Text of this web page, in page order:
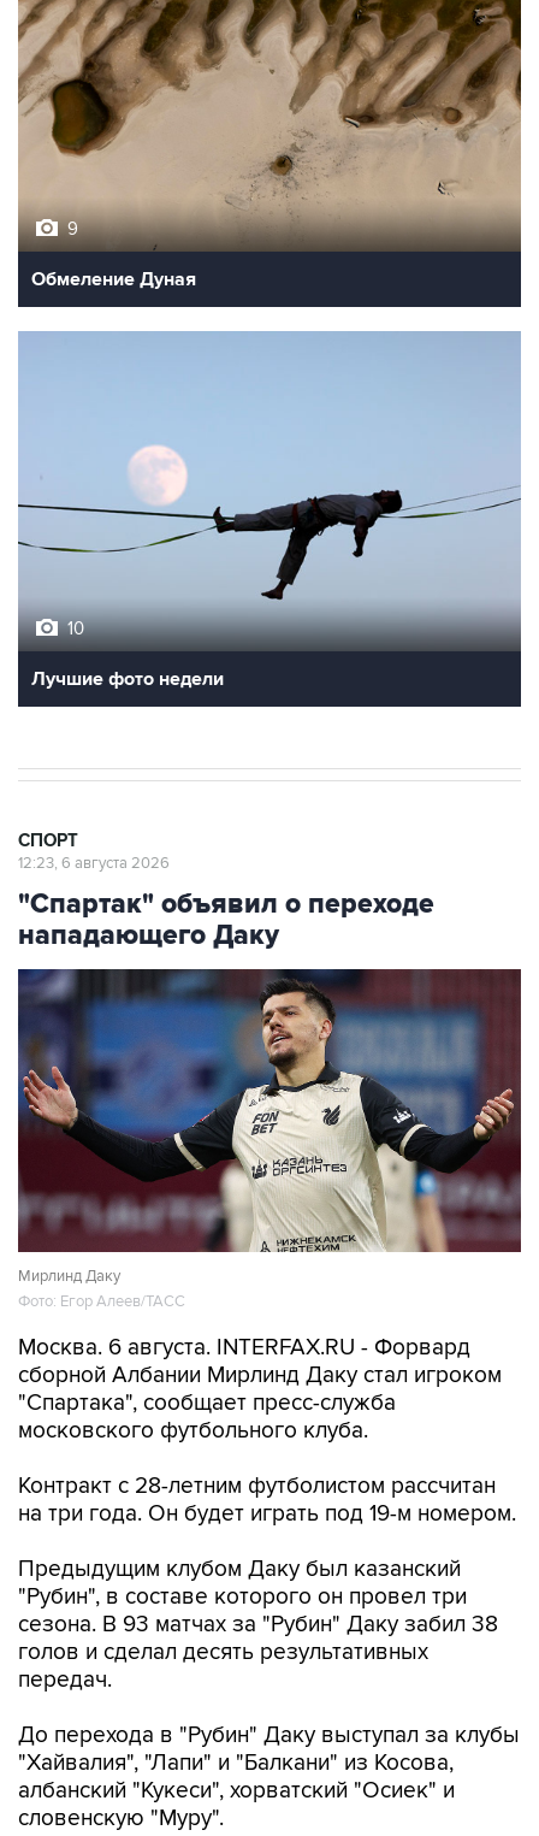
9
Обмеление Дуная
10
Лучшие фото недели
СПОРТ
12:23, 6 августа 2026
"Спартак" объявил о переходе
нападающего Даку
Мирлинд Даку
Фото: Егор Алеев/ТАСС
Москва. 6 августа. INTERFAX.RU - Форвард
сборной Албании Мирлинд Даку стал игроком
"Спартака", сообщает пресс-служба
московского футбольного клуба.
Контракт с 28-летним футболистом рассчитан
на три года. Он будет играть под 19-м номером.
Предыдущим клубом Даку был казанский
"Рубин", в составе которого он провел три
сезона. В 93 матчах за "Рубин" Даку забил 38
голов и сделал десять результативных
передач.
До перехода в "Рубин" Даку выступал за клубы
"Хайвалия", "Лапи" и "Балкани" из Косова,
албанский "Кукеси", хорватский "Осиек" и
словенскую "Муру".